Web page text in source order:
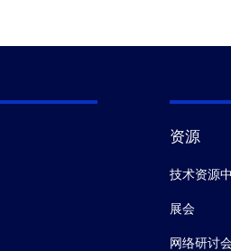
资源
技术资源
展会
网络研讨